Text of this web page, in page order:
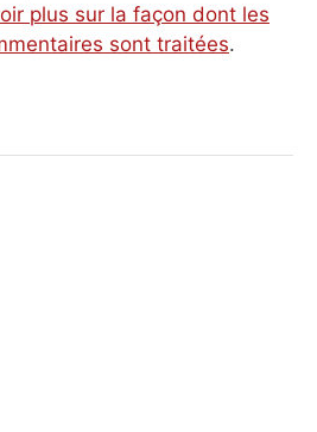
plus sur la façon dont les
sont traitées.